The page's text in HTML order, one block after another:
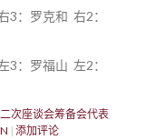
3：罗克和 右2：
3：罗福山 左2：
次座谈会筹备会代表
添加评论